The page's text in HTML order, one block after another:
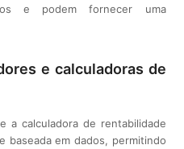
e podem fornecer uma
e calculadoras de
a calculadora de rentabilidade
baseada em dados, permitindo